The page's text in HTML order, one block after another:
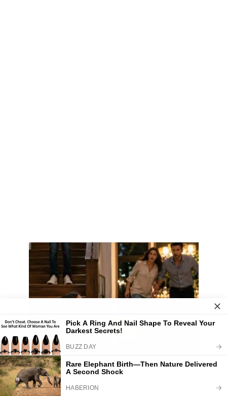
Suo fratello l’ha spinta giù per le
scale… Ma dopo la risonanza
magnetica, i medici dissero ai genitori